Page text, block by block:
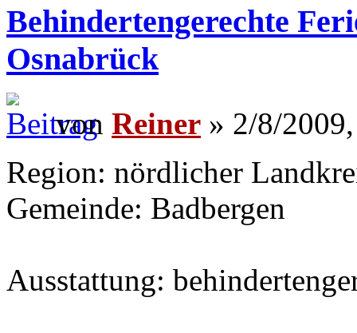
Behindertengerechte
Osnabrück
von Reiner » 2/8/
Region: nördlicher
Gemeinde: Badbergen
Ausstattung: